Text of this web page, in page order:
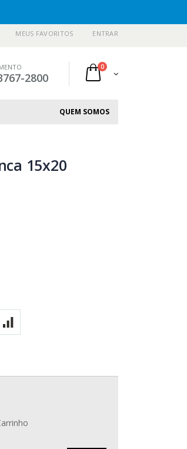
MEUS FAVORITOS ENTRAR
2800
0
QUEM SOMOS
15x20